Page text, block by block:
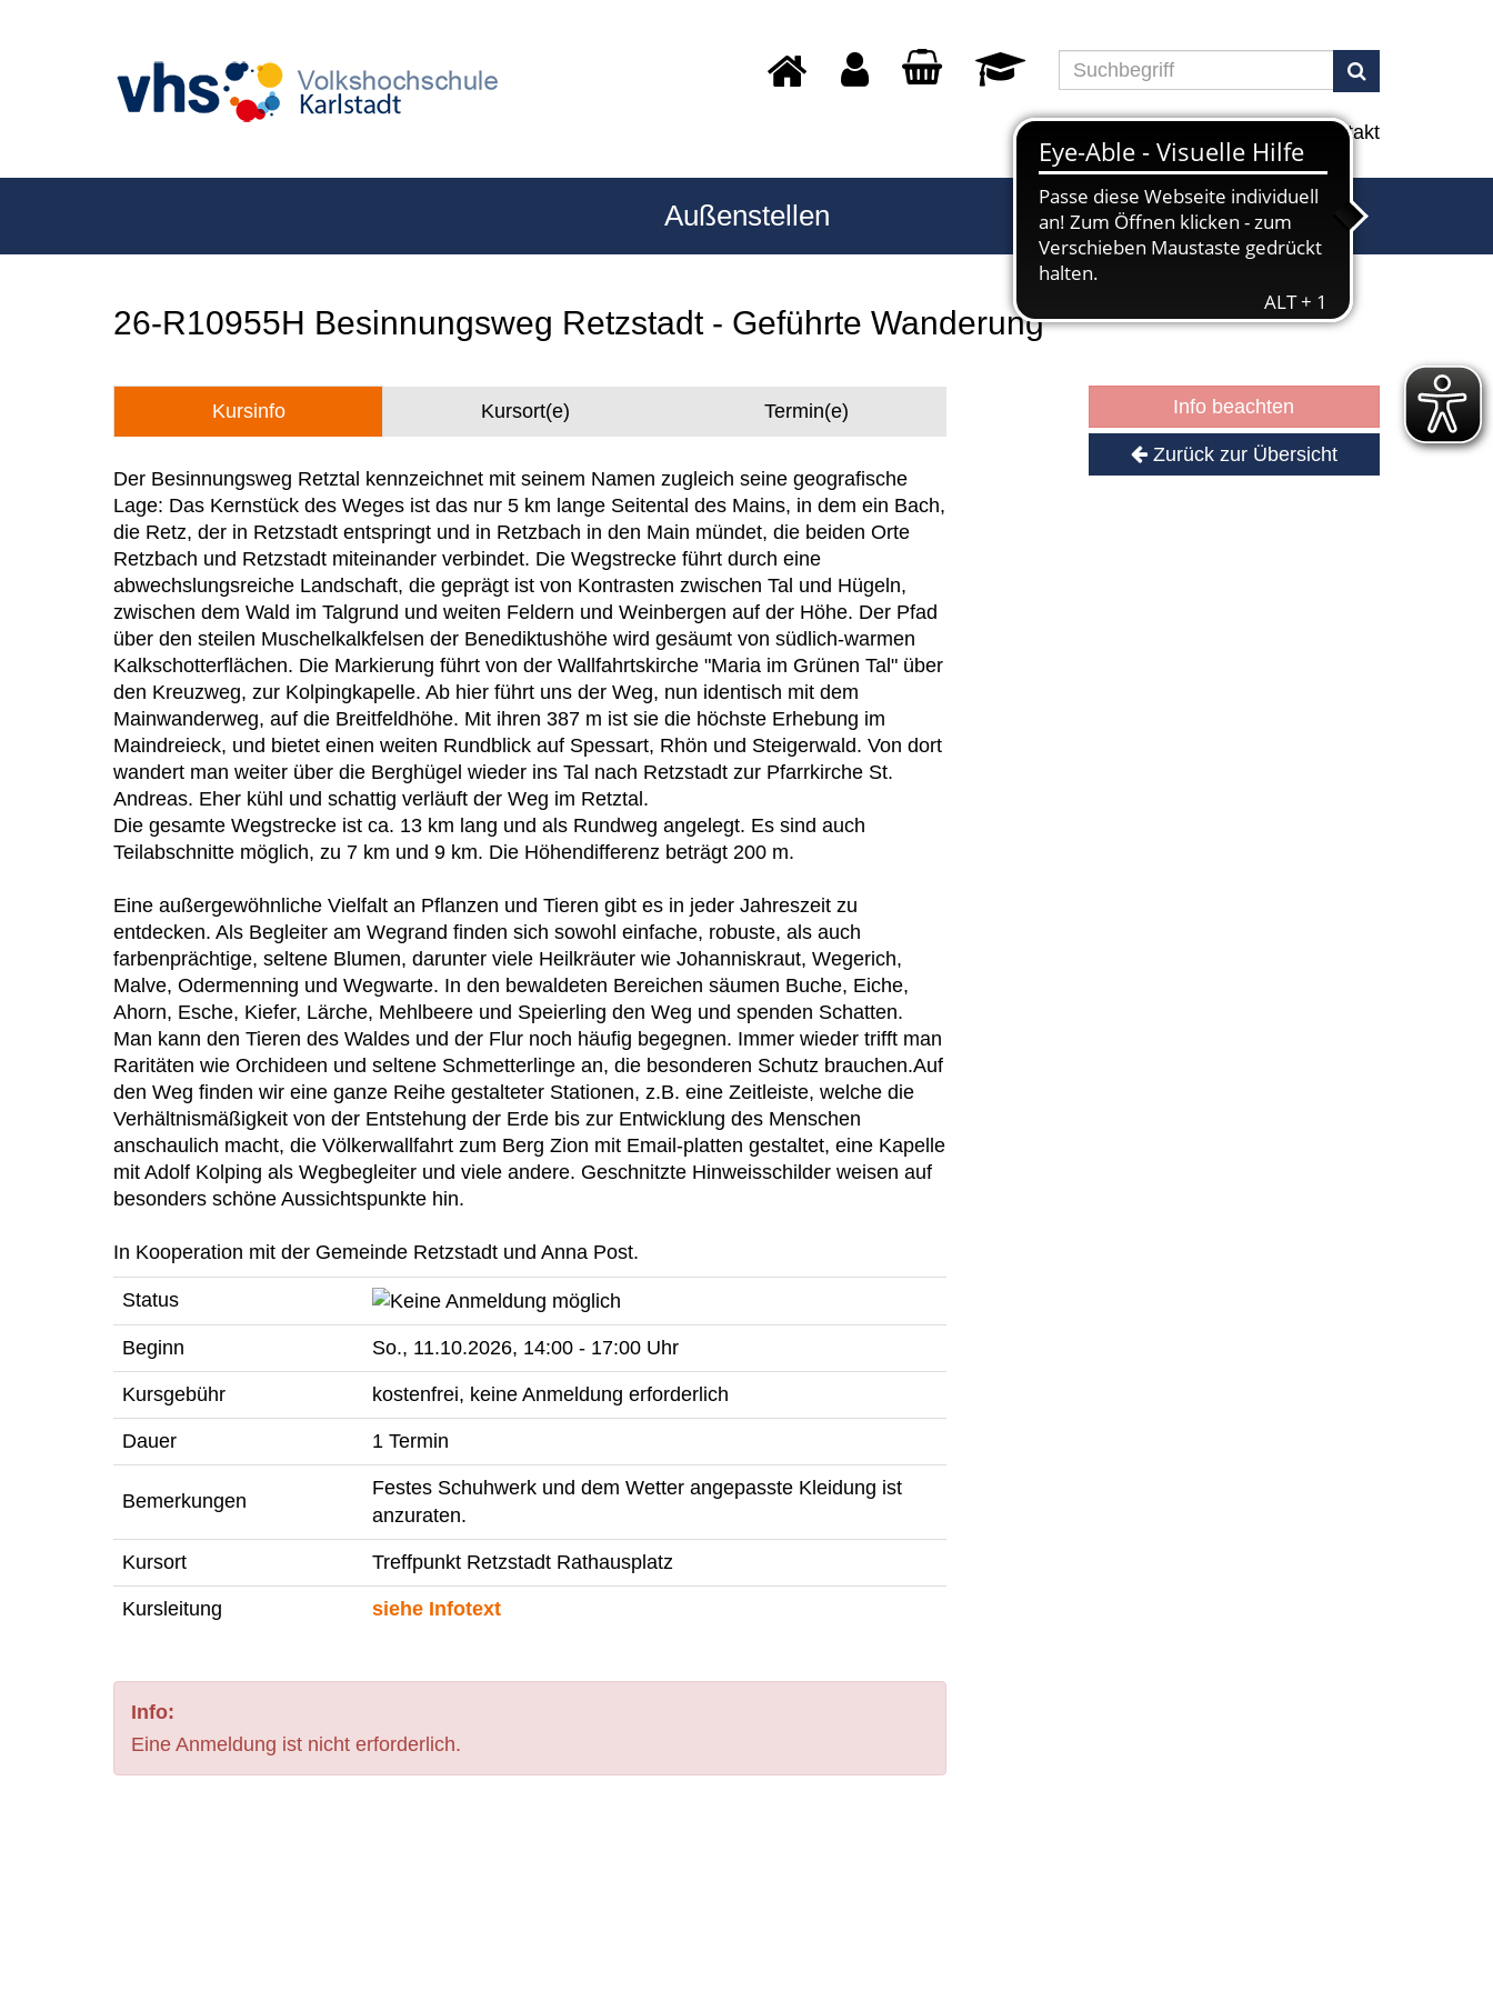
Suchen
Programm Kontakt
Außenstellen
26-R10955H Besinnungsweg Retzstadt - Geführte Wanderung
Kursinfo Kursort(e) Termin(e)
Der Besinnungsweg Retztal kennzeichnet mit seinem Namen zugleich seine geografische
Lage: Das Kernstück des Weges ist das nur 5 km lange Seitental des Mains, in dem ein Bach,
die Retz, der in Retzstadt entspringt und in Retzbach in den Main mündet, die beiden Orte
Retzbach und Retzstadt miteinander verbindet. Die Wegstrecke führt durch eine
abwechslungsreiche Landschaft, die geprägt ist von Kontrasten zwischen Tal und Hügeln,
zwischen dem Wald im Talgrund und weiten Feldern und Weinbergen auf der Höhe. Der Pfad
über den steilen Muschelkalkfelsen der Benediktushöhe wird gesäumt von südlich-warmen
Kalkschotterflächen. Die Markierung führt von der Wallfahrtskirche "Maria im Grünen Tal" über
den Kreuzweg, zur Kolpingkapelle. Ab hier führt uns der Weg, nun identisch mit dem
Mainwanderweg, auf die Breitfeldhöhe. Mit ihren 387 m ist sie die höchste Erhebung im
Maindreieck, und bietet einen weiten Rundblick auf Spessart, Rhön und Steigerwald. Von dort
wandert man weiter über die Berghügel wieder ins Tal nach Retzstadt zur Pfarrkirche St.
Andreas. Eher kühl und schattig verläuft der Weg im Retztal.
Die gesamte Wegstrecke ist ca. 13 km lang und als Rundweg angelegt. Es sind auch
Teilabschnitte möglich, zu 7 km und 9 km. Die Höhendifferenz beträgt 200 m.
Eine außergewöhnliche Vielfalt an Pflanzen und Tieren gibt es in jeder Jahreszeit zu
entdecken. Als Begleiter am Wegrand finden sich sowohl einfache, robuste, als auch
farbenprächtige, seltene Blumen, darunter viele Heilkräuter wie Johanniskraut, Wegerich,
Malve, Odermenning und Wegwarte. In den bewaldeten Bereichen säumen Buche, Eiche,
Ahorn, Esche, Kiefer, Lärche, Mehlbeere und Speierling den Weg und spenden Schatten.
Man kann den Tieren des Waldes und der Flur noch häufig begegnen. Immer wieder trifft man
Raritäten wie Orchideen und seltene Schmetterlinge an, die besonderen Schutz brauchen.Auf
den Weg finden wir eine ganze Reihe gestalteter Stationen, z.B. eine Zeitleiste, welche die
Verhältnismäßigkeit von der Entstehung der Erde bis zur Entwicklung des Menschen
anschaulich macht, die Völkerwallfahrt zum Berg Zion mit Email-platten gestaltet, eine Kapelle
mit Adolf Kolping als Wegbegleiter und viele andere. Geschnitzte Hinweisschilder weisen auf
besonders schöne Aussichtspunkte hin.
In Kooperation mit der Gemeinde Retzstadt und Anna Post.
Status
Beginn So., 11.10.2026, 14:00 - 17:00 Uhr
Kursgebühr kostenfrei, keine Anmeldung erforderlich
Dauer 1 Termin
Bemerkungen
Festes Schuhwerk und dem Wetter angepasste Kleidung ist
anzuraten.
Kursort Treffpunkt Retzstadt Rathausplatz
Kursleitung siehe Infotext
Info:
Eine Anmeldung ist nicht erforderlich.
Info beachten
Zurück zur Übersicht